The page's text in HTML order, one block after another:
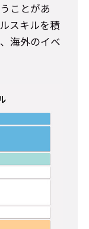
ことがあ
スキルを積
海外のイベ